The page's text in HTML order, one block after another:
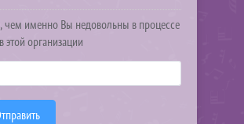
чем именно Вы недовольны в процессе
этой организации